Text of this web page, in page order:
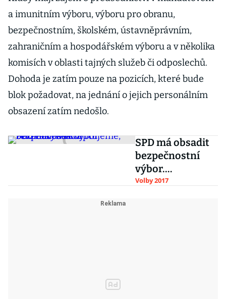
a imunitním výboru, výboru pro obranu,
bezpečnostním, školském, ústavněprávním,
zahraničním a hospodářském výboru a v několika
komisích v oblasti tajných služeb či odposlechů.
Dohoda je zatím pouze na pozicích, které bude
blok požadovat, na jednání o jejich personálním
obsazení zatím nedošlo.
SPD má obsadit
bezpečnostní
výbor.
Požadavek
Volby 2017